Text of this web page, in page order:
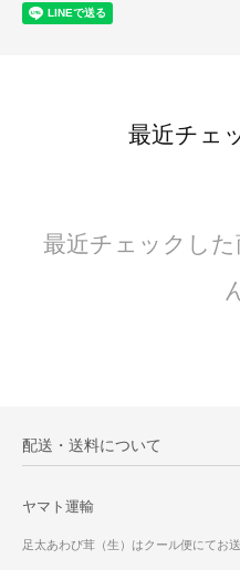
最近チェ
最近チェックし
配送・送料について
ヤマト運輸
足太あわび茸（生）はクール便にてお